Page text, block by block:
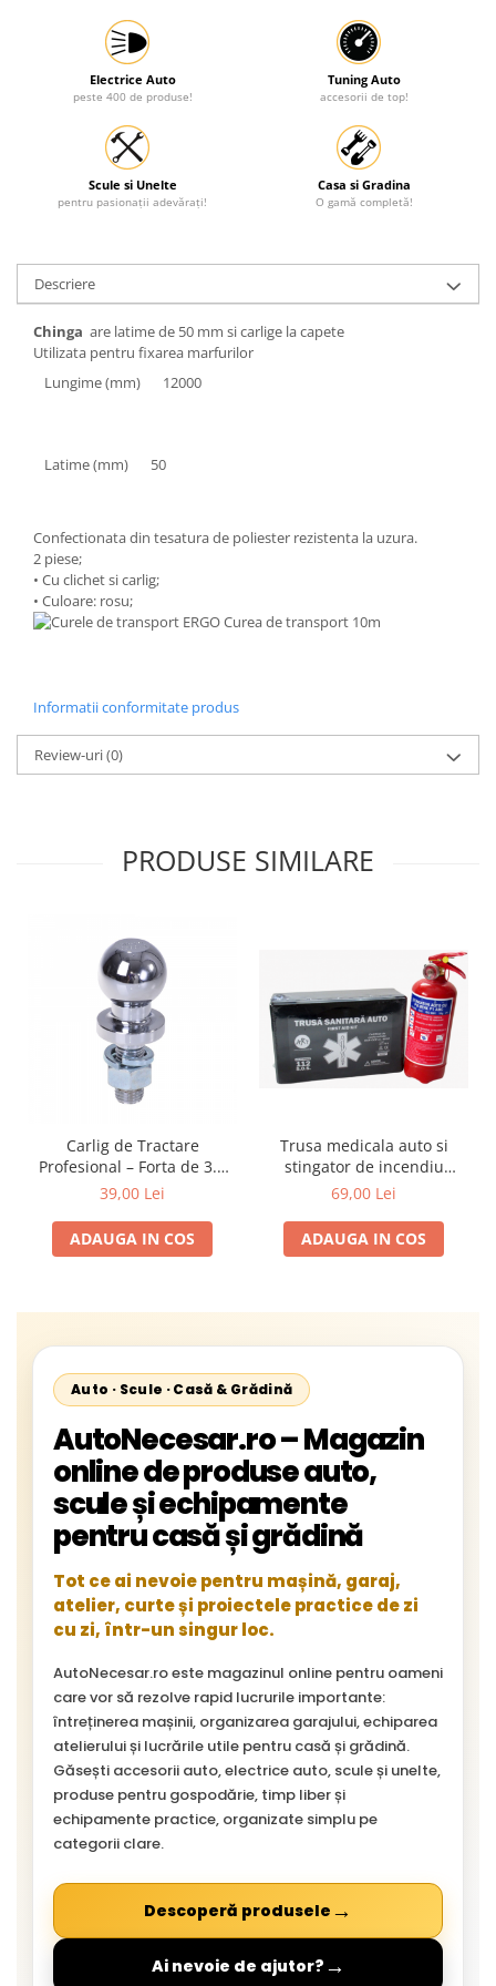
Protectia muncii
Scule Pneumatice
Slefuitoare
Suport auto
Suport motocicleta
Surubelnite
Utilaje constructie
Electrice Auto
peste 400 de produse!
Tuning Auto
accesorii de top!
Scule si Unelte
pentru pasionații adevărați!
Casa si Gradina
O gamă completă!
Descriere
Chinga are latime de 50 mm si carlige la capete
Utilizata pentru fixarea marfurilor
Lungime (mm)
12000
Latime (mm) 50
Confectionata din tesatura de poliester rezistenta la uzura.
2 piese;
• Cu clichet si carlig;
• Culoare: rosu;
Informatii conformitate produs
Review-uri(0)
PRODUSE SIMILARE
Carlig de Tractare
Profesional – Forta de 3.5
Tone pentru ATV si Utilitare
39,00 Lei
ADAUGA IN COS
Trusa medicala auto si
stingator de incendiu
pentru siguranta rutiera
Valabilitate 2031
69,00 Lei
ADAUGA IN COS
Auto · Scule · Casă & Grădină
AutoNecesar.ro – Magazin
online de produse auto,
scule și echipamente
pentru casă și grădină
Tot ce ai nevoie pentru mașină, garaj,
atelier, curte și proiectele practice de zi
cu zi, într-un singur loc.
AutoNecesar.ro este magazinul online pentru oameni
care vor să rezolve rapid lucrurile importante:
întreținerea mașinii, organizarea garajului, echiparea
atelierului și lucrările utile pentru casă și grădină.
Găsești accesorii auto, electrice auto, scule și unelte,
produse pentru gospodărie, timp liber și
echipamente practice, organizate simplu pe
categorii clare.
Descoperă produsele →
Ai nevoie de ajutor? →